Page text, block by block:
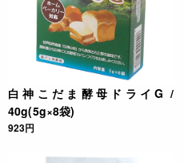
白神こだま酵母ドライG /
40g(5g×8袋)
923円